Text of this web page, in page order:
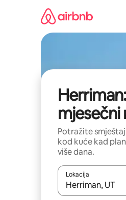
mjesečni
Potražite
kod kuće kad
više dana.
Lokacija
Kada budu